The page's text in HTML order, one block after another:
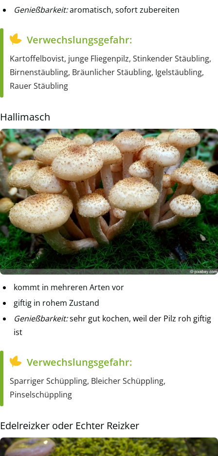
Genießbarkeit:aromatisch, sofort zubereiten
Verwechslungsgefahr:
Kartoffelbovist, junge Fliegenpilz, Stinkender Stäubling,
Birnenstäubling, Bräunlicher Stäubling, Igelstäubling,
Rauer Stäubling
Hallimasch
kommt in mehreren Arten vor
giftig in rohem Zustand
Genießbarkeit:sehr gut kochen, weil der Pilz roh giftig
ist
Verwechslungsgefahr:
Sparriger Schüppling, Bleicher Schüppling,
Pinselschüppling
Edelreizker oder Echter Reizker